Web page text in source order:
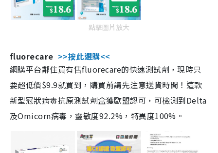
點擊圖片放大
fluorecare >>按此選購<<
網購平台鄰住買有售fluorecare的快速測試劑，現時只
要超低價$9.9就買到，購買前請先注意送貨時間！這款
新型冠狀病毒抗原測試劑盒獲歐盟認可，可檢測到Delta
及Omicorn病毒，靈敏度92.2%，特異度100%。